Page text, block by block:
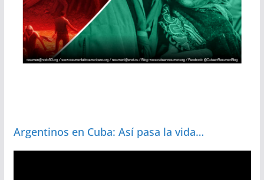
Argentinos en Cuba: Así pasa la vida…